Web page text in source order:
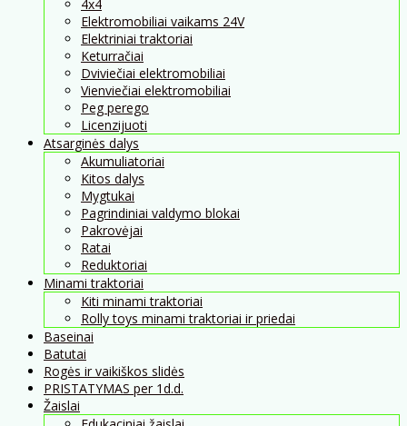
4x4
Elektromobiliai vaikams 24V
Elektriniai traktoriai
Keturračiai
Dviviečiai elektromobiliai
Vienviečiai elektromobiliai
Peg perego
Licenzijuoti
Atsarginės dalys
Akumuliatoriai
Kitos dalys
Mygtukai
Pagrindiniai valdymo blokai
Pakrovėjai
Ratai
Reduktoriai
Minami traktoriai
Kiti minami traktoriai
Rolly toys minami traktoriai ir priedai
Baseinai
Batutai
Rogės ir vaikiškos slidės
PRISTATYMAS per 1d.d.
Žaislai